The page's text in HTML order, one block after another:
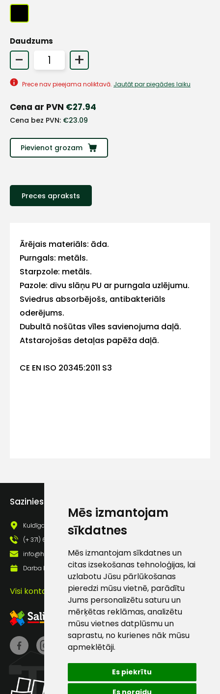
Mēs izmantojam
sīkdatnes
Mēs izmantojam sīkdatnes un
citas izsekošanas tehnoloģijas, lai
uzlabotu Jūsu pārlūkošanas
pieredzi mūsu vietnē, parādītu
Jums personalizētu saturu un
mērķētas reklāmas, analizētu
mūsu vietnes datplūsmu un
saprastu, no kurienes nāk mūsu
apmeklētāji.
Es piekrītu
Es noraidu
Daudzums
- +
Prece nav pieejama noliktavā. Jautāt par piegādes laiku
Cena ar PVN €27.94
Cena bez PVN: €23.09
Pievienot grozam
Preces apraksts
Ārējais materiāls: āda.
Purngals: metāls.
Starpzole: metāls.
Pazole: divu slāņu PU ar purngala uzlējumu.
Sviedrus absorbējošs, antibakteriāls
oderējums.
Dubultā nošūtas vīles savienojuma daļā.
Atstarojošas detaļas papēža daļā.
CE EN ISO 20345:2011 S3
Sazinies ar mums
Kuldīgas iela 69a, Saldus, Saldus nov., LV - 3801
(+ 371) 63 881 186
info@hards.lv
Darba laiks: Darbadienās: 8:00 - 17:00
Visi kontakti
Ziņojums
Sūtīt ziņojumu
Klientu
atbalsts
Darbdienās:
8:00 – 17:00
info@hards.lv
+